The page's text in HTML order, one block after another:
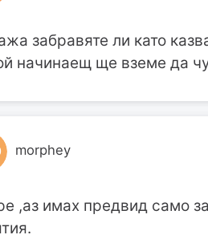
забравяте ли като
начинаещ ще вземе да
morphey
,аз имах предвид само